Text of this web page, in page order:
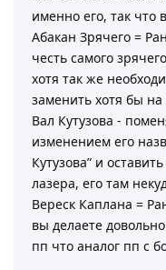
именно его, так что
Абакан Зрячего =
честь самого
хотя так же
заменить хотя бы на
Вал Кутузова -
изменением его
Кутузова” и
лазера, его там
Вереск Каплана =
вы делаете
пп что аналог пп с